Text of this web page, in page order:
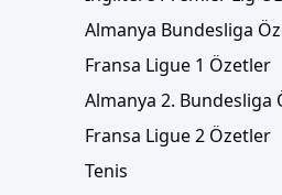
Almanya Bundesliga
Fransa Ligue 1 Özetler
Almanya 2. Bundesliga
Fransa Ligue 2 Özetler
Tenis